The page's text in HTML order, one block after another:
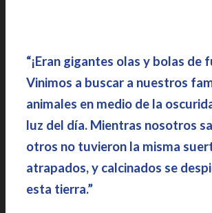
“¡Eran gigantes olas y bolas de
Vinimos a buscar a nuestros
animales en medio de la
luz del día. Mientras nosotros
otros no tuvieron la misma
atrapados, y calcinados se
esta tierra.”